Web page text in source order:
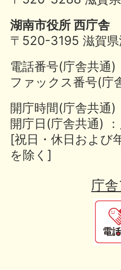
湖南市役所 西庁舎
〒520-3195 滋賀県
電話番号(庁舎共
ファックス番号(
開庁時間(庁舎共通
開庁日(庁舎共通)
[祝日・休日および
を除く]
庁